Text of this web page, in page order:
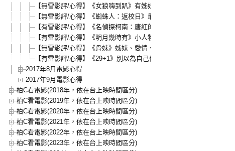
【無雷影評/心得】《女狼嗨到趴》有姊妹最開心！
【無雷影評/心得】《蜘蛛人：返校日》最幼稚也最成熟的漫威電影
【有雷影評/心得】《名偵探柯南：唐紅的戀歌》純愛系柯南電影
【有雷影評/心得】《明月幾時有》小人物的抗戰故事
【無雷影評/心得】《骨妹》姊妹、愛情、成長
【有雷影評/心得】《29+1》別以為自己什麼都沒有！
2017年8月電影心得
2017年9月電影心得
柏C看電影(2018年，依在台上映時間區分)
柏C看電影(2019年，依在台上映時間區分)
柏C看電影(2020年，依在台上映時間區分)
柏C看電影(2021年，依在台上映時間區分)
柏C看電影(2022年，依在台上映時間區分)
柏C看電影(2023年，依在台上映時間區分)